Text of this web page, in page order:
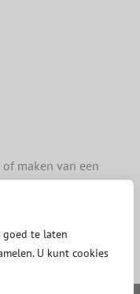
goed te laten
U kunt cookies
maken van een
».